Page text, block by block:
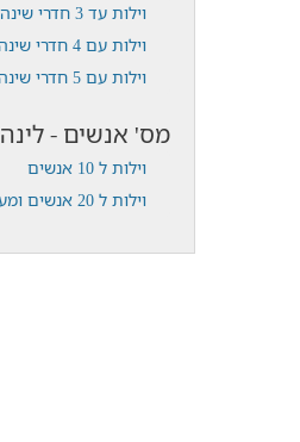
וילות עד 3 חדרי שינה
וילות עם 4 חדרי שינה
וילות עם 5 חדרי שינה ומעלה
מס' אנשים - לינה
וילות ל 10 אנשים
וילות ל 20 אנשים ומעלה